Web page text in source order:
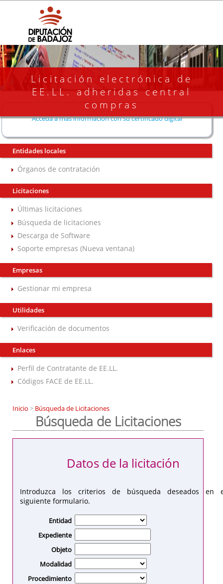
Licitación electrónica de
EE.LL. adheridas central
compras
Acceda a más información con su certificado digital
Entidades locales
Órganos de contratación
Licitaciones
Últimas licitaciones
Búsqueda de licitaciones
Descarga de Software
Soporte empresas (Nueva ventana)
Empresas
Gestionar mi empresa
Utilidades
Verificación de documentos
Enlaces
Perfil de Contratante de EE.LL.
Códigos FACE de EE.LL.
Inicio > Búsqueda de Licitaciones
Búsqueda de Licitaciones
Introduzca los criterios de búsqueda deseados en
siguiente formulario.
Datos de la licitación
Entidad
Expediente
Objeto
Modalidad
Procedimiento